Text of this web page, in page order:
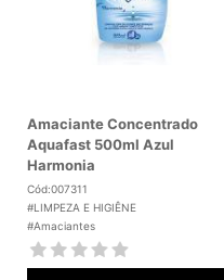
Amaciante Concentrado
Aquafast 500ml Azul
Harmonia
Cód:007311
#LIMPEZA E HIGIÊNE
#Amaciantes